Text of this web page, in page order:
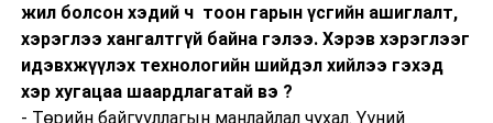
жил болсон хэдий ч тоон гарын үсгийн ашиглалт,
хэрэглээ хангалтгүй байна гэлээ. Хэрэв хэрэглээг
идэвхжүүлэх технологийн шийдэл хийлээ гэхэд
хэр хугацаа шаардлагатай вэ ?
- Төрийн байгууллагын манлайлал чухал. Үүний